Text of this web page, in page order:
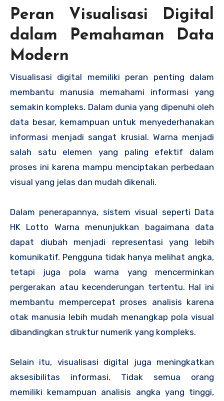
Peran Visualisasi Digital
dalam Pemahaman Data
Modern
Visualisasi digital memiliki peran penting dalam
membantu manusia memahami informasi yang
semakin kompleks. Dalam dunia yang dipenuhi oleh
data besar, kemampuan untuk menyederhanakan
informasi menjadi sangat krusial. Warna menjadi
salah satu elemen yang paling efektif dalam
proses ini karena mampu menciptakan perbedaan
visual yang jelas dan mudah dikenali.
Dalam penerapannya, sistem visual seperti Data
HK Lotto Warna menunjukkan bagaimana data
dapat diubah menjadi representasi yang lebih
komunikatif. Pengguna tidak hanya melihat angka,
tetapi juga pola warna yang mencerminkan
pergerakan atau kecenderungan tertentu. Hal ini
membantu mempercepat proses analisis karena
otak manusia lebih mudah menangkap pola visual
dibandingkan struktur numerik yang kompleks.
Selain itu, visualisasi digital juga meningkatkan
aksesibilitas informasi. Tidak semua orang
memiliki kemampuan analisis angka yang tinggi,